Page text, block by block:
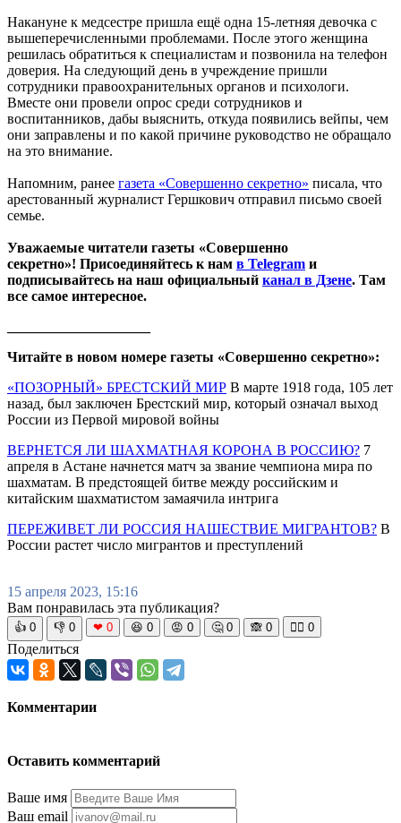
Накануне к медсестре пришла ещё одна 15-летняя девочка с
вышеперечисленными проблемами. После этого женщина
решилась обратиться к специалистам и позвонила на телефон
доверия. На следующий день в учреждение пришли
сотрудники правоохранительных органов и психологи.
Вместе они провели опрос среди сотрудников и
воспитанников, дабы выяснить, откуда появились вейпы, чем
они заправлены и по какой причине руководство не обращало
на это внимание.
Напомним, ранее газета «Совершенно секретно» писала, что
арестованный журналист Гершкович отправил письмо своей
семье.
Уважаемые читатели газеты «Совершенно
секретно»! Присоединяйтесь к нам в Telegram и
подписывайтесь на наш официальный канал в Дзене. Там
все самое интересное.
Читайте в новом номере газеты «Совершенно секретно»:
«ПОЗОРНЫЙ» БРЕСТСКИЙ МИР В марте 1918 года, 105 лет
назад, был заключен Брестский мир, который означал выход
России из Первой мировой войны
ВЕРНЕТСЯ ЛИ ШАХМАТНАЯ КОРОНА В РОССИЮ? 7
апреля в Астане начнется матч за звание чемпиона мира по
шахматам. В предстоящей битве между российским и
китайским шахматистом замаячила интрига
ПЕРЕЖИВЕТ ЛИ РОССИЯ НАШЕСТВИЕ МИГРАНТОВ? В
России растет число мигрантов и преступлений
15 апреля 2023, 15:16
Вам понравилась эта публикация?
👍 0 👎 0 ❤ 0 😆 0 😡 0 🤔 0 🙈 0 🧘‍♀️ 0
Поделиться
Комментарии
Оставить комментарий
Ваше имя
Ваш email